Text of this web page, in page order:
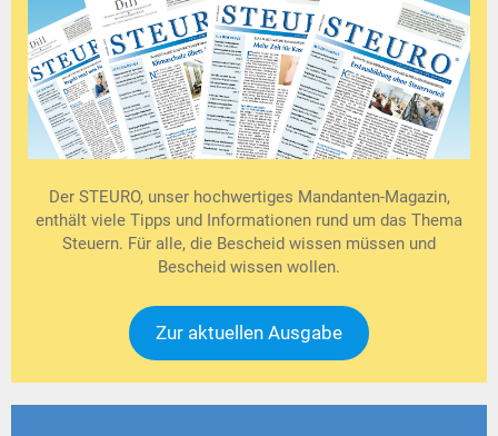
Der STEURO, unser hochwertiges Mandanten-Magazin,
enthält viele Tipps und Informationen rund um das Thema
Steuern. Für alle, die Bescheid wissen müssen und
Bescheid wissen wollen.
Zur aktuellen Ausgabe